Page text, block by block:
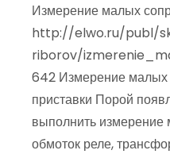
Измерение малых
http://elwo.ru/publ/
riborov/
642 Измерение малых
приставки Порой
выполнить
обмоток реле,